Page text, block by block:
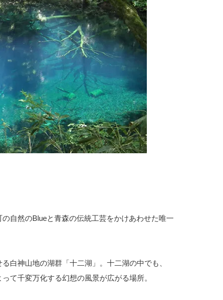
自然のBlueと青森の伝統工芸をかけあわせた唯一
白神山地の湖群「十二湖」。十二湖の中でも、
て千変万化する幻想の風景が広がる場所。